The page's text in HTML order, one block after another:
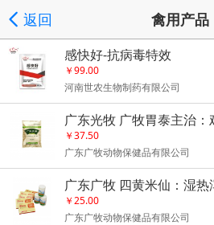
返回 禽用产品
感快好-抗病毒特效
￥99.00
河南世农生物制药有限公司
广东光牧 广牧胃泰主治
炎、腺胃炎等
￥37.50
广东广牧动物保健品有限公司
广东广牧 四黄米仙：湿
￥25.00
广东广牧动物保健品有限公司